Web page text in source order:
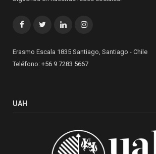
FacebookTwitterLinkedInInstagram
Erasmo Escala 1835 Santiago, Santiago - Chile
Teléfono: +56 9 7283 5667
UAH